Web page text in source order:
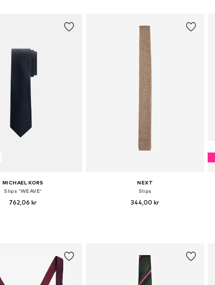
MICHAEL KORS
Slips 'WEAVE'
762,06 kr
NEXT
Slips
344,00 kr